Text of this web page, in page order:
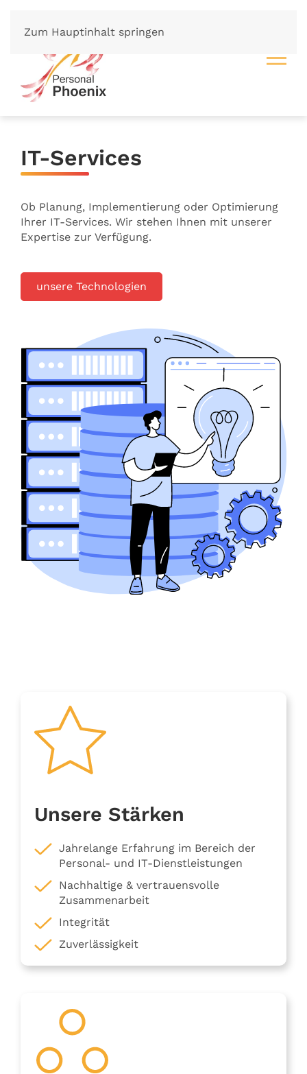
Zum Hauptinhalt springen
IT-Services
Ob Planung, Implementierung oder Optimierung
Ihrer IT-Services. Wir stehen Ihnen mit unserer
Expertise zur Verfügung.
unsere Technologien
Unsere Stärken
Jahrelange Erfahrung im Bereich der
Personal- und IT-Dienstleistungen
Nachhaltige & vertrauensvolle
Zusammenarbeit
Integrität
Zuverlässigkeit